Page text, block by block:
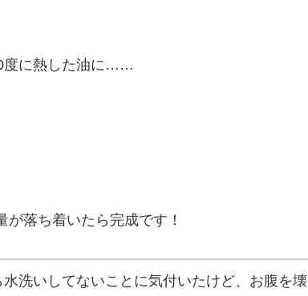
度に熱した油に……
が落ち着いたら完成です！
洗いしてないことに気付いたけど、お腹を壊